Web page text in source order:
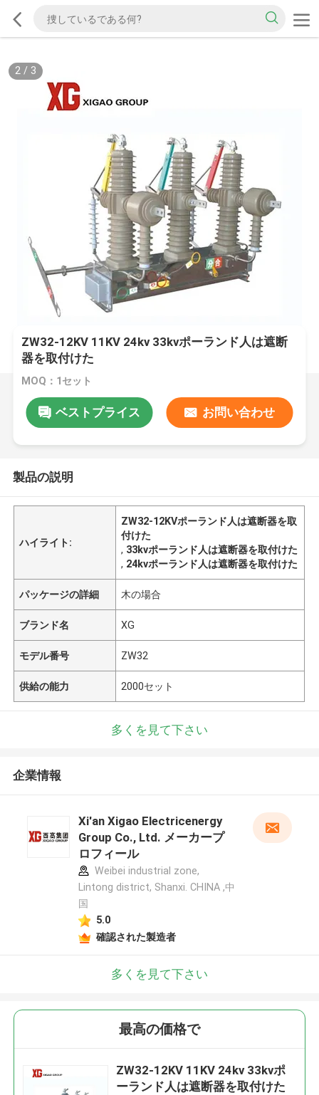
2/ 3
ZW32-12KV 11KV 24kv 33kvポーランド人は遮断
器を取付けた
MOQ：1セット
ベストプライス お問い合わせ
製品の説明
ハイライト:
ZW32-12KVポーランド人は遮断器を取
付けた
, 33kvポーランド人は遮断器を取付けた
, 24kvポーランド人は遮断器を取付けた
パッケージの詳細 木の場合
ブランド名 XG
モデル番号 ZW32
供給の能力 2000セット
多くを見て下さい
企業情報
Xi'an Xigao Electricenergy
Group Co., Ltd. メーカープ
ロフィール
Weibei industrial zone,
Lintong district, Shanxi. CHINA ,中
国
5.0
確認された製造者
多くを見て下さい
最高の価格で
ZW32-12KV 11KV 24kv 33kvポ
ーランド人は遮断器を取付けた